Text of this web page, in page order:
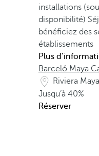
installations
disponibilité)
bénéficiez des
établissements
Plus
Barceló Maya
Riviera
Jusqu’à 40%
Réserver